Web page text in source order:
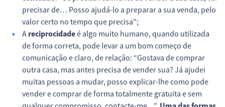
precisar de… Posso ajudá-lo a preparar a sua venda, pelo
valor certo no tempo que precisa”;
A reciprocidadeé algo muito humano, quando utilizada
de forma correta, pode levar a um bom começo de
comunicação e claro, de relação: “Gostava de comprar
outra casa, mas antes precisa de vender sua? Já ajudei
muitas pessoas a mudar, posso explicar-lhe como pode
vender e comprar de forma totalmente gratuita e sem